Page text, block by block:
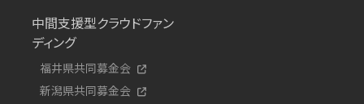
中間支援型クラウドファン
ディング
福井県共同募金会
新潟県共同募金会